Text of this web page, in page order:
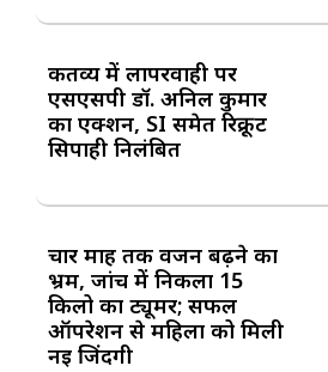
कर्तव्य में लापरवाही पर
एसएसपी डॉ. अनिल कुमार
का एक्शन, SI समेत रिक्रूट
सिपाही निलंबित
चार माह तक वजन बढ़ने का
भ्रम, जांच में निकला 15
किलो का ट्यूमर; सफल
ऑपरेशन से महिला को मिली
नई जिंदगी